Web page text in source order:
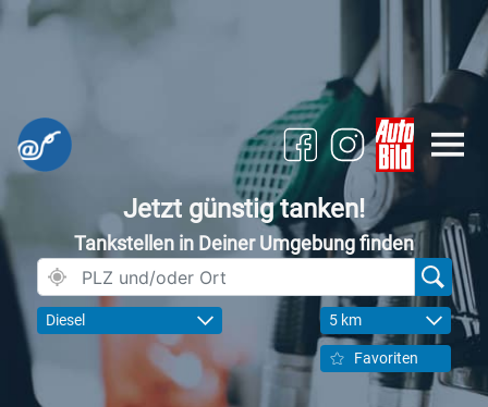
Jetzt günstig tanken!
Tankstellen in Deiner Umgebung finden
Diesel 5 km
Favoriten